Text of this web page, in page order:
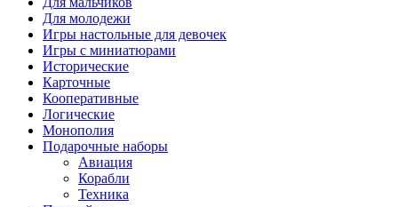
Для молодежи
Игры настольные для девочек
Игры с миниатюрами
Исторические
Карточные
Кооперативные
Логические
Монополия
Подарочные наборы
Авиация
Корабли
Техника